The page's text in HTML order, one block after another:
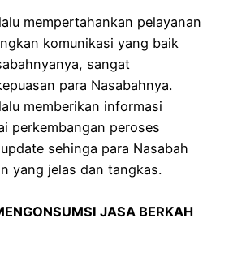
mempertahankan pelayanan
komunikasi yang baik
sangat
para Nasabahnya.
memberikan informasi
perkembangan peroses
sehinga para Nasabah
yang jelas dan tangkas.
JASA BERKAH